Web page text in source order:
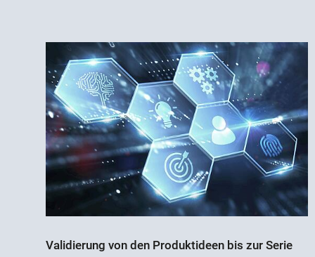
Validierung von den Produktideen bis zur Serie